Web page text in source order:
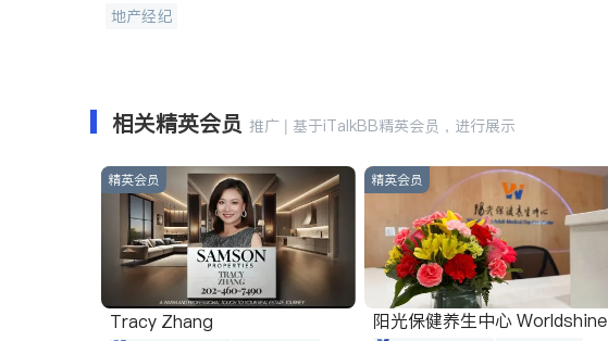
地产经纪
相关精英会员 推广 | 基于iTalkBB精英会员，进行展示
精英会员
Tracy Zhang
精英会员
阳光保健养生中心 Worldshine